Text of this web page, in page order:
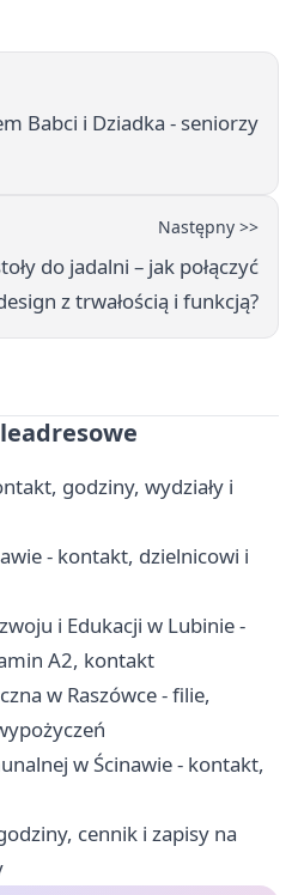
Babci i Dziadka - seniorzy
Następny >>
do jadalni – jak połączyć
z trwałością i funkcją?
godziny, wydziały i
- kontakt, dzielnicowi i
i Edukacji w Lubinie -
A2, kontakt
w Raszówce - filie,
w Ścinawie - kontakt,
cennik i zapisy na